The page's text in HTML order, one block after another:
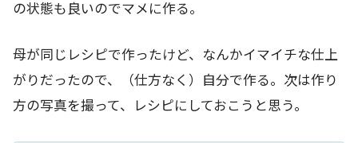
の状態も良いのでマメに作る。
母が同じレシピで作ったけど、なんかイマイチな仕上
がりだったので、（仕方なく）自分で作る。次は作り
方の写真を撮って、レシピにしておこうと思う。